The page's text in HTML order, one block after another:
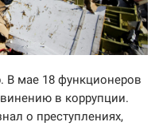
мае 18 функционеров
в коррупции.
о преступлениях,